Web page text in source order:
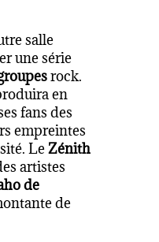
salle
une série
rock.
en
fans des
empreintes
LeZénith
artistes
de
de